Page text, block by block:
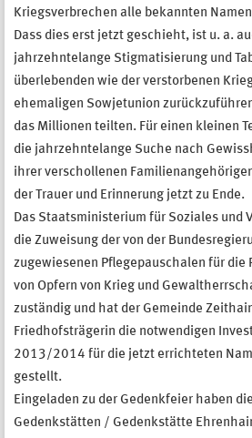
Kriegsverbrechen alle bekannten
Dass dies erst jetzt geschieht, ist u. a.
jahrzehntelange Stigmatisierung und
überlebenden wie der verstorbenen
ehemaligen Sowjetunion
das Millionen teilten. Für einen kleinen
die jahrzehntelange Suche nach
ihrer verschollenen
der Trauer und Erinnerung jetzt zu Ende.
Das Staatsministerium für Soziales und
die Zuweisung der von der
zugewiesenen Pflegepauschalen für die
von Opfern von Krieg und
zuständig und hat der Gemeinde
Friedhofsträgerin die notwendigen
2013/2014 für die jetzt errichteten
gestellt.
Eingeladen zu der Gedenkfeier haben
Gedenkstätten / Gedenkstätte